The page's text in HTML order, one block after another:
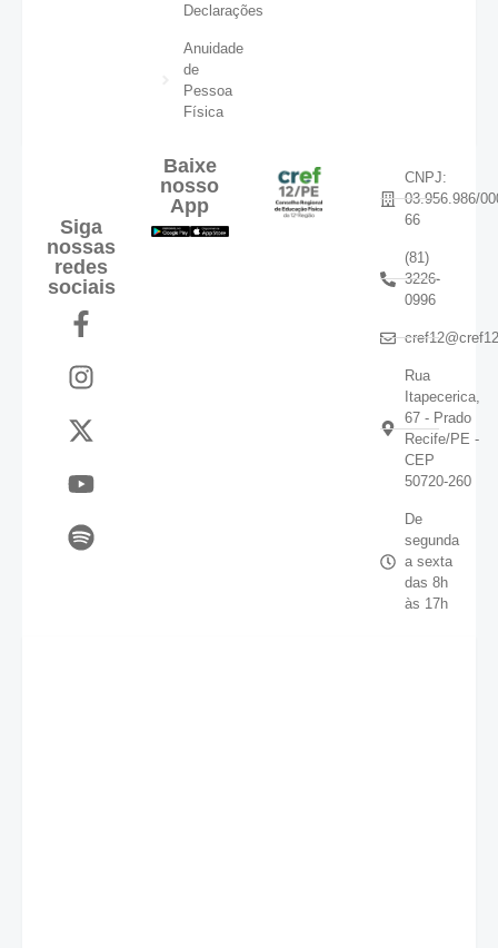
Declarações
Anuidade
de
Pessoa
Física
Siga
nossas
redes
sociais
Baixe
nosso
App
CNPJ:
03.956.986/
66
(81)
3226-
0996
Rua
Itapecerica,
67 - Prado
Recife/PE -
CEP
50720-260
De
segunda
a sexta
das 8h
às 17h